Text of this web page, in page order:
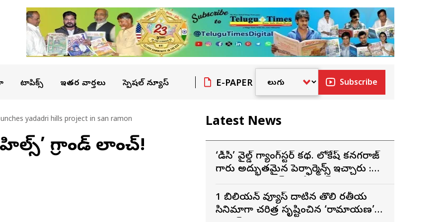
టాపిక్స్ ఇతర వార్తలు స్పెషల్ న్యూస్ E-PAPER Subscribe
yadadri hills project in san ramon
గ్రాండ్ లాంచ్!
Latest News
‘డీసీ’ వైల్డ్ గ్యాంగ్‌స్టర్ కథ. లోకేష్ కనగరాజ్
గారు అద్భుతమైన పెర్ఫార్మెన్స్ ఇచ్చారు :
1 బిలియన్ వ్యూస్ దాటిన తొలి భారతీయ
సినిమాగా చరిత్ర సృష్టించిన ‘రామాయణ’